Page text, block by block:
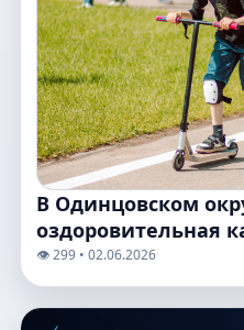
В Одинцовском
оздоровительная
👁️ 299 • 02.06.2026